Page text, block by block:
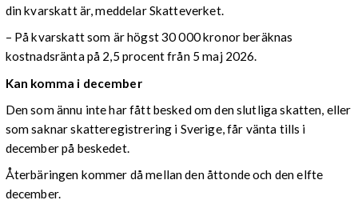
din kvarskatt är, meddelar Skatteverket.
– På kvarskatt som är högst 30 000 kronor beräknas
kostnadsränta på 2,5 procent från 5 maj 2026.
Kan komma i december
Den som ännu inte har fått besked om den slutliga skatten, eller
som saknar skatteregistrering i Sverige, får vänta tills i
december på beskedet.
Återbäringen kommer då mellan den åttonde och den elfte
december.